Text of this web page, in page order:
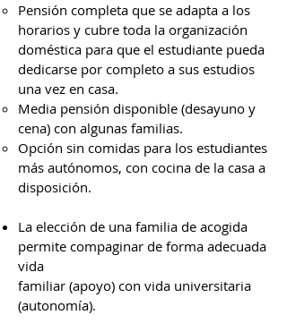
Pensión completa que se adapta a los
horarios y cubre toda la organización
doméstica para que el estudiante pueda
dedicarse por completo a sus estudios
una vez en casa.
Media pensión disponible (desayuno y
cena) con algunas familias.
Opción sin comidas para los estudiantes
más autónomos, con cocina de la casa a
disposición.
La elección de una familia de acogida
permite compaginar de forma adecuada
vida
familiar (apoyo) con vida universitaria
(autonomía).